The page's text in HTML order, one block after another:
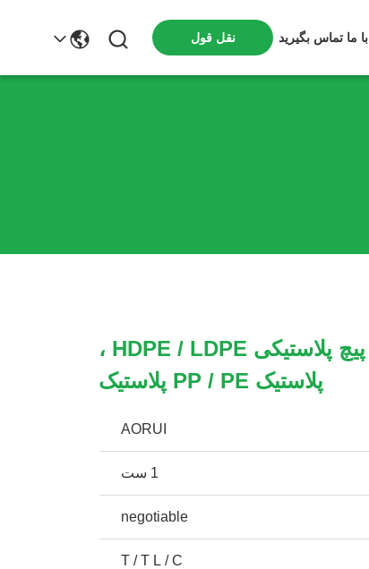
با ما تماس بگیرید نقل قول
اکسترودر تک پیچ پلاستیکی HDPE / LDPE ،
پلاستیک PP / PE پلاستیک
AORUI
1 ست
negotiable
T / T L / C